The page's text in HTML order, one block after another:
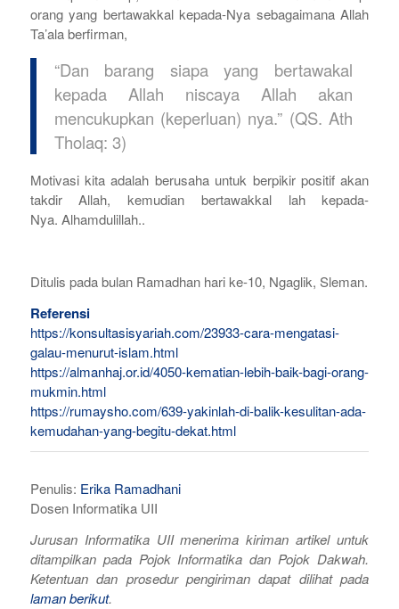
orang yang bertawakkal kepada-Nya sebagaimana Allah
Ta’ala berfirman,
“Dan barang siapa yang bertawakal
kepada Allah niscaya Allah akan
mencukupkan (keperluan) nya.” (QS. Ath
Tholaq: 3)
Motivasi kita adalah berusaha untuk berpikir positif akan
takdir Allah, kemudian bertawakkal lah kepada-
Nya. Alhamdulillah..
Ditulis pada bulan Ramadhan hari ke-10, Ngaglik, Sleman.
Referensi
https://konsultasisyariah.com/23933-cara-mengatasi-
galau-menurut-islam.html
https://almanhaj.or.id/4050-kematian-lebih-baik-bagi-orang-
mukmin.html
https://rumaysho.com/639-yakinlah-di-balik-kesulitan-ada-
kemudahan-yang-begitu-dekat.html
Penulis: Erika Ramadhani
Dosen Informatika UII
Jurusan Informatika UII menerima kiriman artikel untuk
ditampilkan pada Pojok Informatika dan Pojok Dakwah.
Ketentuan dan prosedur pengiriman dapat dilihat pada
laman berikut.